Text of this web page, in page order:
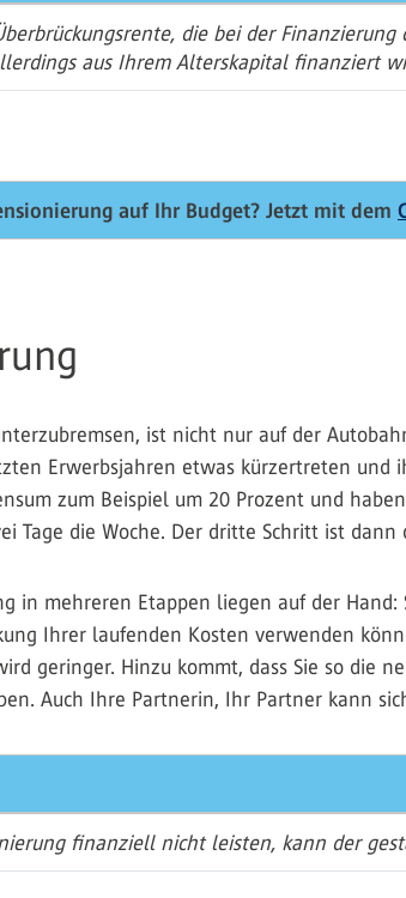
die bei der
aus Ihrem Alterskapital finanziert
auf Ihr Budget? Jetzt mit dem
ist nicht nur auf der
Erwerbsjahren etwas kürzertreten
zum Beispiel um 20 Prozent und
Tage die Woche. Der dritte Schritt ist
in mehreren Etappen liegen auf der
Ihrer laufenden Kosten verwenden
geringer. Hinzu kommt, dass Sie so die
Auch Ihre Partnerin, Ihr Partner kann
finanziell nicht leisten, kann der